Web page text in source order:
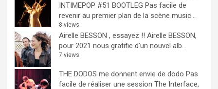
INTIMEPOP #51 BOOTLEG Pas facile de
revenir au premier plan de la scène music...
8 views
Airelle BESSON , essayez !! Airelle BESSON,
pour 2021 nous gratifie d'un nouvel alb...
7 views
THE DODOS me donnent envie de dodo Pas
facile de réaliser une session The Interface,